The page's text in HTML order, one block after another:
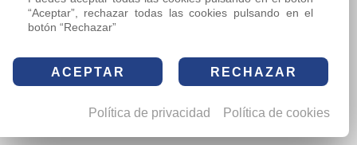
“Aceptar”, rechazar todas las cookies pulsando en el
botón “Rechazar”
ACEPTAR RECHAZAR
Política de privacidad Política de cookies